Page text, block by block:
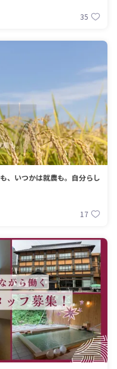
35
、いつかは就農も。自分らし
17